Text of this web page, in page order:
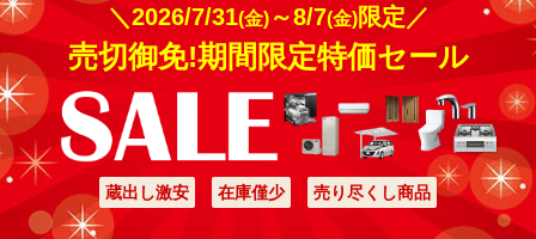
＼2026/7/31(金)～8/7(金)限定／
売切御免!期間限定特価セール
蔵出し激安 在庫僅少 売り尽くし商品